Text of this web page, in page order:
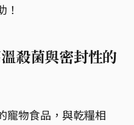
殺菌與密封性的
寵物食品，與乾糧相